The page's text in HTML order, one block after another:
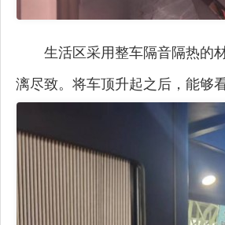
生活区采用整车隔音隔热的
漓尽致。将车顶升起之后，能够